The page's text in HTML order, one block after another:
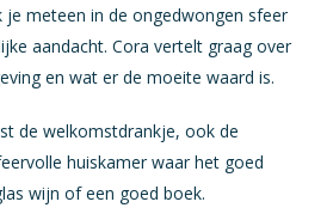
je meteen in de ongedwongen sfeer
aandacht. Cora vertelt graag over
en wat er de moeite waard is.
de welkomstdrankje, ook de
huiskamer waar het goed
wijn of een goed boek.